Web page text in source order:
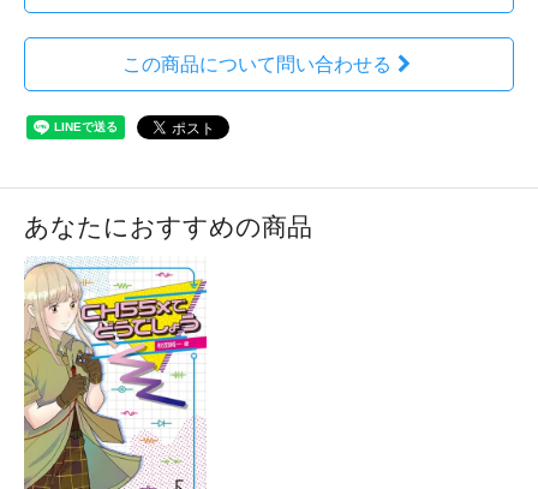
この商品について問い合わせる
あなたにおすすめの商品